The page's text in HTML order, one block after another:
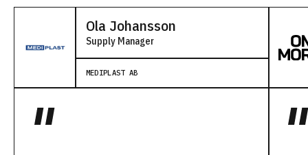
Ola Johansson
Supply Manager
MEDIPLAST AB